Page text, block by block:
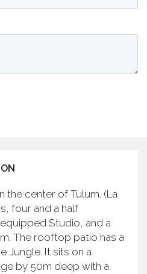
the center of Tulum. (La
four and a half
Studio, and a
The rooftop patio has a
Jungle. It sits on a
by 50m deep with a